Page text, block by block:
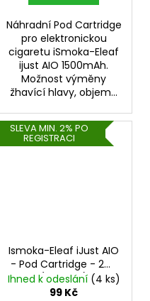
Náhradní Pod Cartridge
pro elektronickou
cigaretu iSmoka-Eleaf
ijust AIO 1500mAh.
Možnost výměny
žhavící hlavy, objem...
SLEVA MIN. 2% PO
REGISTRACI
Ismoka-Eleaf iJust AIO
- Pod Cartridge - 2ml
(Duhová)
Ihned k odeslání (4 ks)
99 Kč